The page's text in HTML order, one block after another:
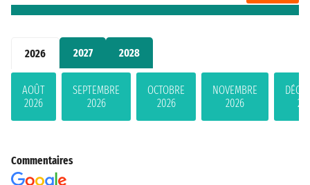
2026 2027 2028
AOÛT
2026
SEPTEMBRE
2026
OCTOBRE
2026
NOVEMBRE
2026
Commentaires